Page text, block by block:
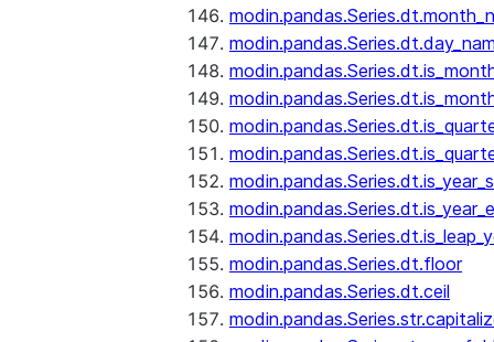
modin.pandas.Series.dt.floor
modin.pandas.Series.dt.ceil